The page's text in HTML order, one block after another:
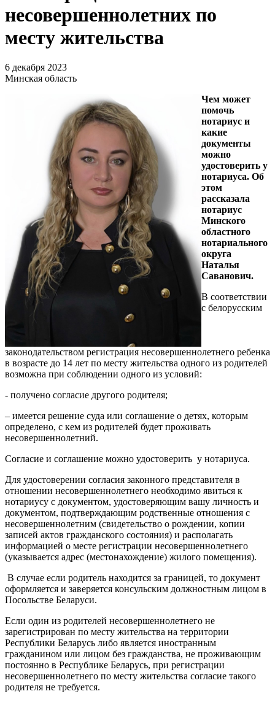
несовершеннолетних по
месту жительства
6 декабря 2023
Минская область
Чем может
помочь
нотариус и
какие
документы
можно
удостоверить у
нотариуса. Об
этом
рассказала
нотариус
Минского
областного
нотариального
округа
Наталья
Саванович.
В соответствии
с белорусским
законодательством регистрация несовершеннолетнего ребенка
в возрасте до 14 лет по месту жительства одного из родителей
возможна при соблюдении одного из условий:
- получено согласие другого родителя;
– имеется решение суда или соглашение о детях, которым
определено, с кем из родителей будет проживать
несовершеннолетний.
Согласие и соглашение можно удостоверить у нотариуса.
Для удостоверении согласия законного представителя в
отношении несовершеннолетнего необходимо явиться к
нотариусу с документом, удостоверяющим вашу личность и
документом, подтверждающим родственные отношения с
несовершеннолетним (свидетельство о рождении, копии
записей актов гражданского состояния) и располагать
информацией о месте регистрации несовершеннолетнего
(указывается адрес (местонахождение) жилого помещения).
В случае если родитель находится за границей, то документ
оформляется и заверяется консульским должностным лицом в
Посольстве Беларуси.
Если один из родителей несовершеннолетнего не
зарегистрирован по месту жительства на территории
Республики Беларусь либо является иностранным
гражданином или лицом без гражданства, не проживающим
постоянно в Республике Беларусь, при регистрации
несовершеннолетнего по месту жительства согласие такого
родителя не требуется.